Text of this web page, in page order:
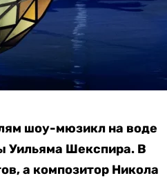
шоу-мюзикл на воде
Уильяма Шекспира. В
а композитор Никола